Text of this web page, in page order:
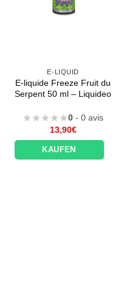
E-LIQUID
E-liquide Freeze Fruit du
Serpent 50 ml – Liquideo
0 - 0 avis
13,90€
KAUFEN